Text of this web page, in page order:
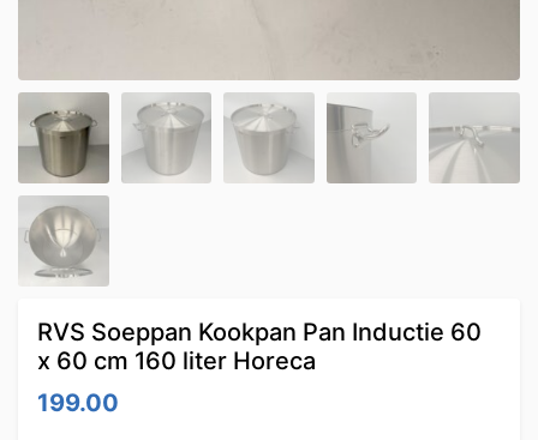
RVS Soeppan Kookpan Pan Inductie 60
x 60 cm 160 liter Horeca
199.00